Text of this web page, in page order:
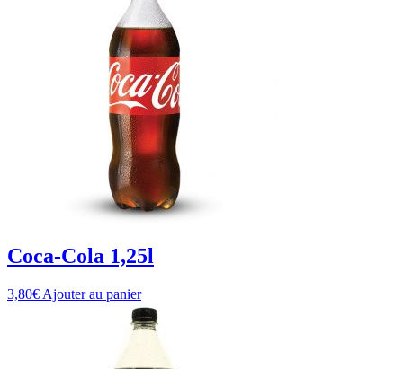
Coca-Cola 1,25l
3,80€ Ajouter au panier